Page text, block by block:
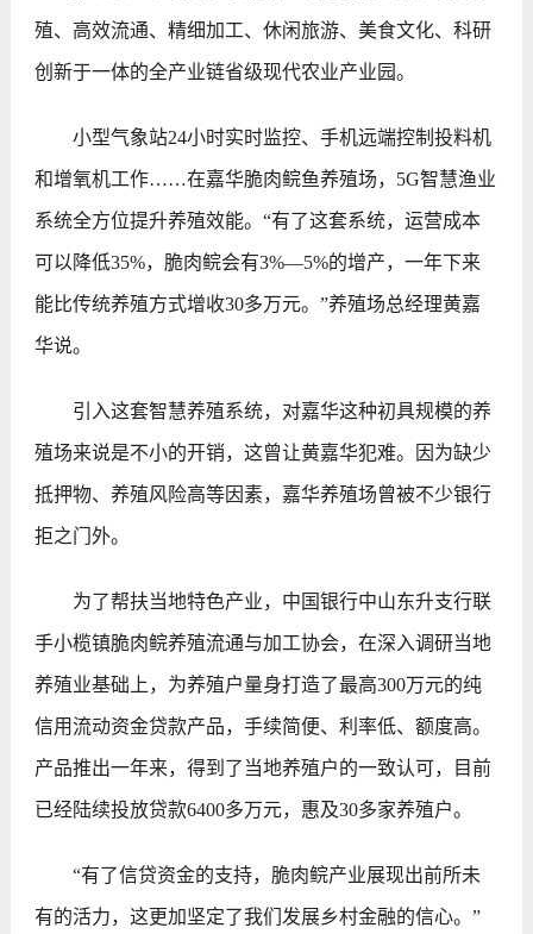
殖、高效流通、精细加工、休闲旅游、美食文化、科研
创新于一体的全产业链省级现代农业产业园。
小型气象站24小时实时监控、手机远端控制投料机
和增氧机工作……在嘉华脆肉鲩鱼养殖场，5G智慧渔业
系统全方位提升养殖效能。“有了这套系统，运营成本
可以降低35%，脆肉鲩会有3%—5%的增产，一年下来
能比传统养殖方式增收30多万元。”养殖场总经理黄嘉
华说。
引入这套智慧养殖系统，对嘉华这种初具规模的养
殖场来说是不小的开销，这曾让黄嘉华犯难。因为缺少
抵押物、养殖风险高等因素，嘉华养殖场曾被不少银行
拒之门外。
为了帮扶当地特色产业，中国银行中山东升支行联
手小榄镇脆肉鲩养殖流通与加工协会，在深入调研当地
养殖业基础上，为养殖户量身打造了最高300万元的纯
信用流动资金贷款产品，手续简便、利率低、额度高。
产品推出一年来，得到了当地养殖户的一致认可，目前
已经陆续投放贷款6400多万元，惠及30多家养殖户。
“有了信贷资金的支持，脆肉鲩产业展现出前所未
有的活力，这更加坚定了我们发展乡村金融的信心。”